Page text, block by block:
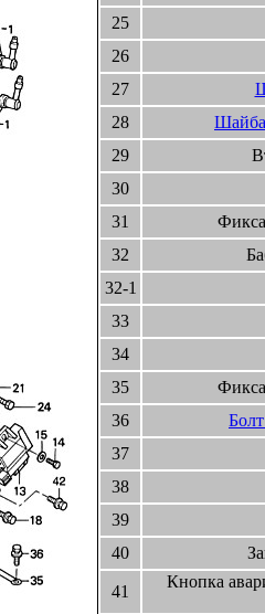
25
26
27
28
Шайба
29
30
31
32
32-1
33
34
35
36
37
38
39
40
41
Кнопка